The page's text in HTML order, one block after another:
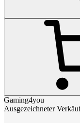
Gaming4you
Ausgezeichneter